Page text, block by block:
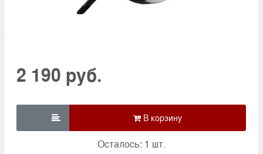
2 190 руб.

Осталось: 1 шт.